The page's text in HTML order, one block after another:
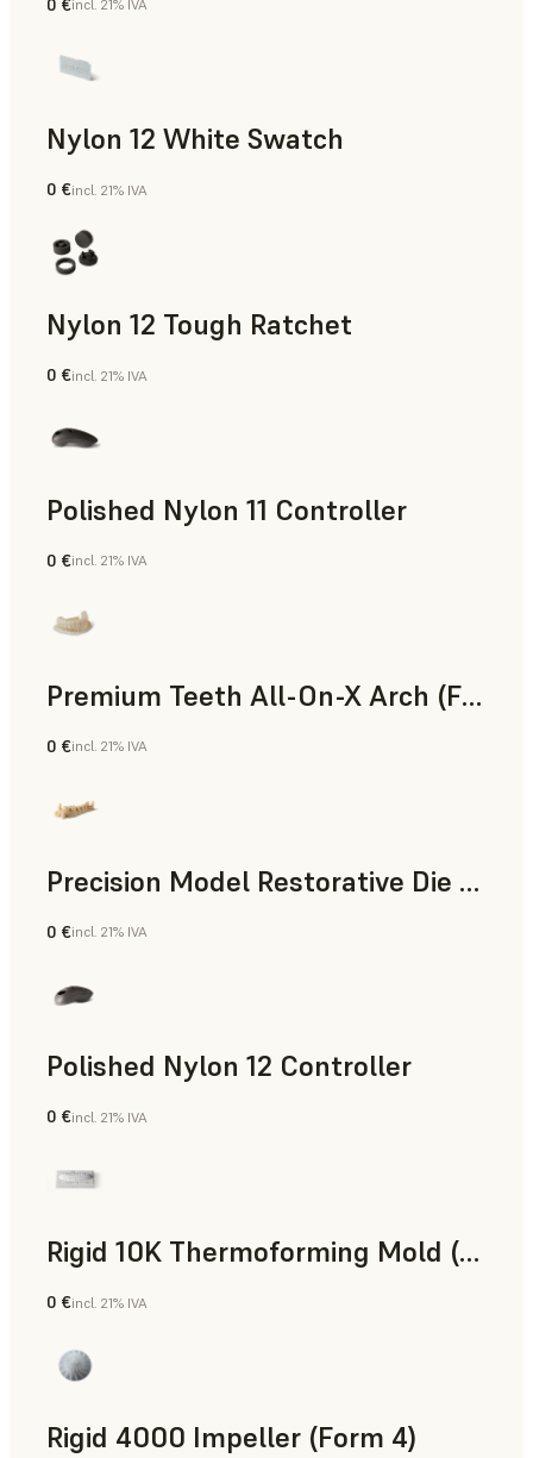
Polvo para SLS
incl. 21% IVA
Nylon 12 White Swatch
Polvo para SLS
0 €incl. 21% IVA
Nylon 12 Tough Ratchet
Polvo para SLS
0 €incl. 21% IVA
Polished Nylon 11 Controller
Polvo para SLS
0 €incl. 21% IVA
Premium Teeth All-On-X Arch (Form 4)
Odontología
0 €incl. 21% IVA
Precision Model Restorative Die Model
Odontología
0 €incl. 21% IVA
Polished Nylon 12 Controller
Polvo para SLS
0 €incl. 21% IVA
Rigid 10K Thermoforming Mold (Form 4)
Ingeniería
0 €incl. 21% IVA
Rigid 4000 Impeller (Form 4)